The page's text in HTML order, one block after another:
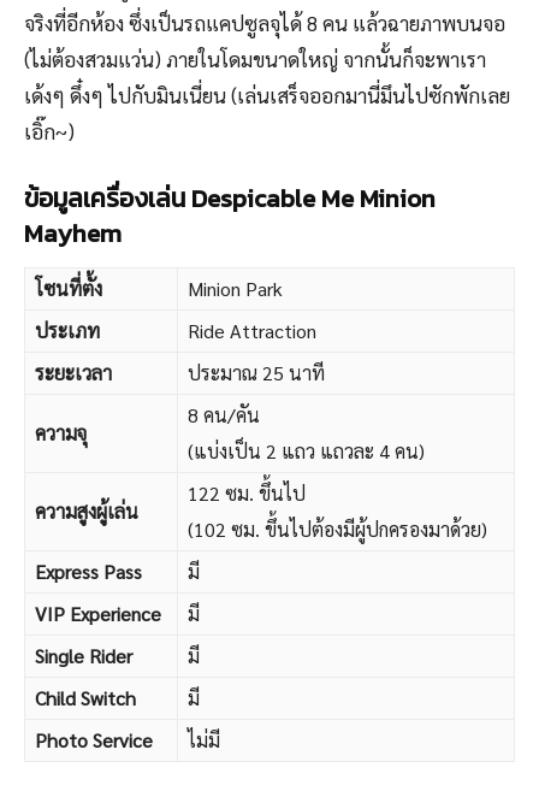
ห้องแรกที่รอนั้นเป็นแล็ปของกรูที่จะแปลงเราให้กลายเป็นมิ
นเนี่ยน จากนั้นเป็นห้องรอขึ้นเครื่องเล่น ก็จะมีการฉายข้อควร
ระวังต่างๆ (ดูไปก็อมยิ้มไป) ต่อด้วยการขึ้นไปเล่นเครื่องเล่น
(ไม่ต้องสวมแว่น) ภายในโดมขนาดใหญ่ จากนั้นก็จะพาเรา
เด้งๆ ดึ๋งๆ ไปกับมินเนี่ยน (เล่นเสร็จออกมานี่มึนไปซักพักเลย
เอิ๊ก~)
ข้อมูลเครื่องเล่น Despicable Me Minion
Mayhem
โซนที่ตั้ง
Minion Park
Ride Attraction
ระยะเวลา
ประมาณ 25 นาที
ความจุ
8 คน/คัน
(แบ่งเป็น 2 แถว แถวละ 4 คน)
ความสูงผู้เล่น
122 ซม. ขึ้นไป